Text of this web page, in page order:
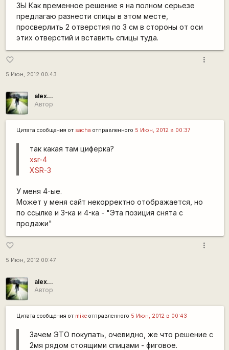
ЗЫ Как временное решение я на полном серьезе
предлагаю разнести спицы в этом месте,
просверлить 2 отверстия по 3 см в стороны от оси
этих отверстий и вставить спицы туда.
favorite_border
5 Июн, 2012 00:43
more_vert
alex...
Автор
Цитата сообщения от sacha отправленного 5 Июн, 2012 в 00:37
так какая там циферка?
xsr-4
XSR-3
У меня 4-ые.
Может у меня сайт некорректно отображается, но
по ссылке и 3-ка и 4-ка - "Эта позиция снята с
продажи"
favorite_border
5 Июн, 2012 00:47
more_vert
alex...
Автор
Цитата сообщения от mikeотправленного 5 Июн, 2012 в 00:43
Зачем ЭТО покупать, очевидно, же что решение с
2мя рядом стоящими спицами - фиговое.